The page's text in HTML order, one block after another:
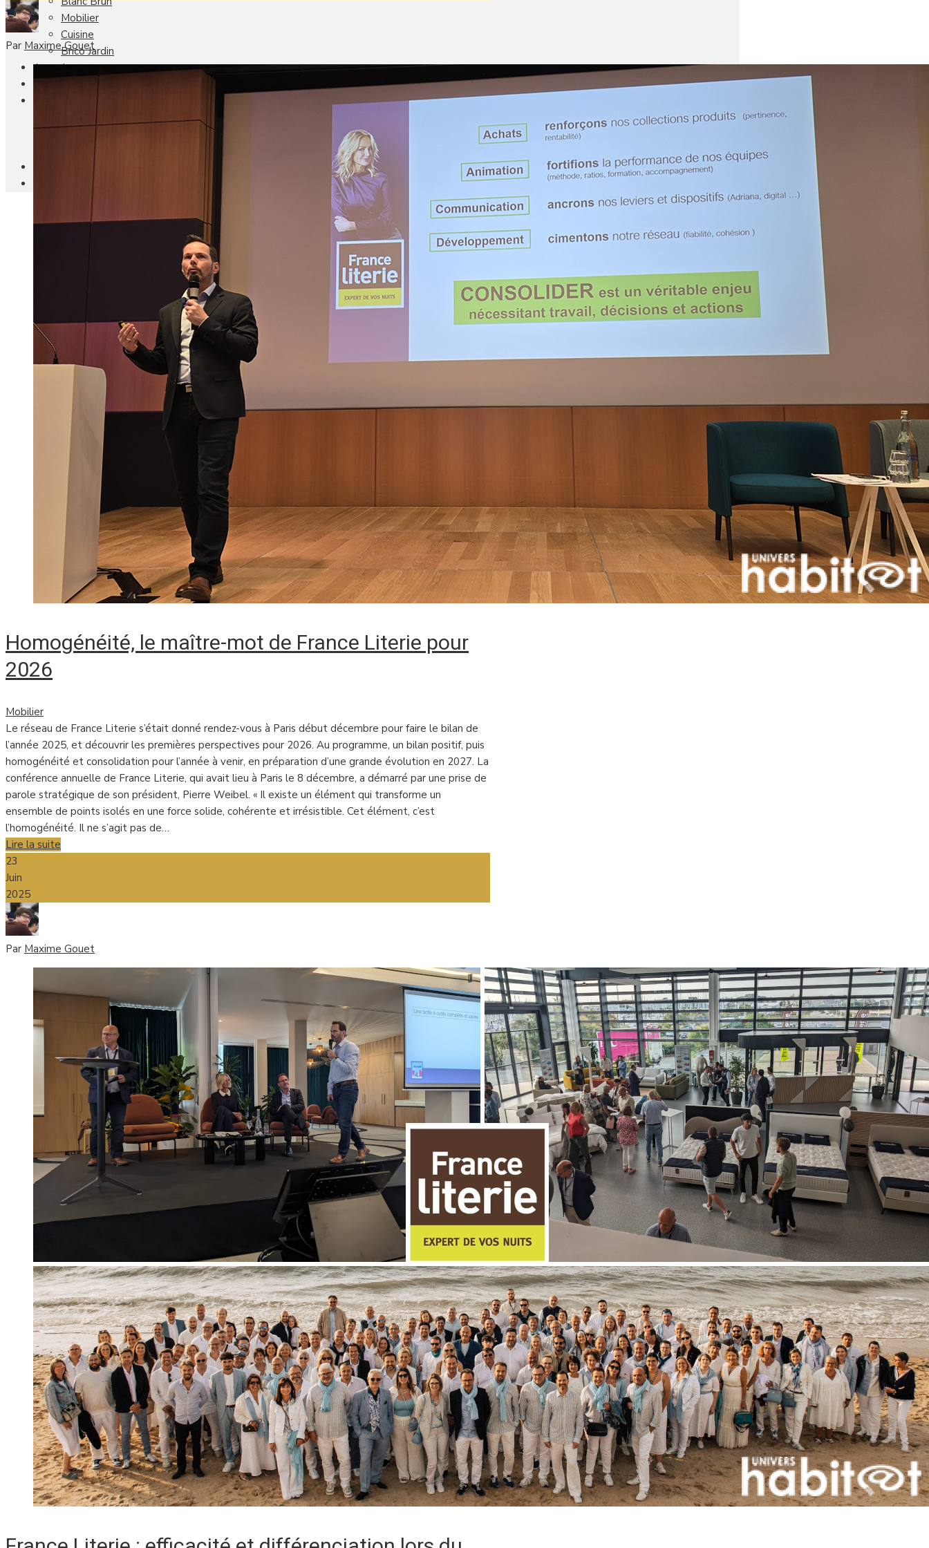
Mobilier
Cuisine
Brico Jardin
Agenda
Newsletter
Nos autres titres
Faire Savoir Faire
Aviasport
Univers Made in France
Par Maxime Gouet
Homogénéité, le maître-mot de France Literie pour
2026
Mobilier
Le réseau de France Literie s’était donné rendez-vous à Paris début décembre pour faire le bilan de
l’année 2025, et découvrir les premières perspectives pour 2026. Au programme, un bilan positif, puis
homogénéité et consolidation pour l’année à venir, en préparation d’une grande évolution en 2027. La
conférence annuelle de France Literie, qui avait lieu à Paris le 8 décembre, a démarré par une prise de
parole stratégique de son président, Pierre Weibel. « Il existe un élément qui transforme un
ensemble de points isolés en une force solide, cohérente et irrésistible. Cet élément, c’est
l’homogénéité. Il ne s’agit pas de…
Lire la suite
23
Juin
2025
Par Maxime Gouet